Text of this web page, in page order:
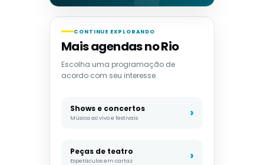
CONTINUE EXPLORANDO
Mais agendas no Rio
Escolha uma programação de
acordo com seu interesse.
Shows e concertos
Música ao vivo e festivais
Peças de teatro
Espetáculos em cartaz